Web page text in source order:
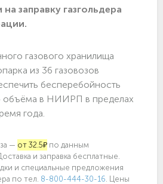
заправку газгольдера
газового хранилища
из 36 газовозов
бесперебойность
объёма в НИИРП в пределах
года.
— от 32.5₽ по данным
и заправка бесплатные.
и специальные предложения
по тел. 8-800-444-30-16 . Цены